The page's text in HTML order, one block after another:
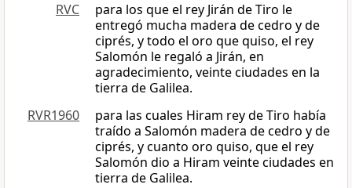
RVC
para los que el rey Jirán de Tiro le
entregó mucha madera de cedro y de
ciprés, y todo el oro que quiso, el rey
Salomón le regaló a Jirán, en
agradecimiento, veinte ciudades en la
tierra de Galilea.
RVR1960
para las cuales Hiram rey de Tiro había
traído a Salomón madera de cedro y de
ciprés, y cuanto oro quiso, que el rey
Salomón dio a Hiram veinte ciudades en
tierra de Galilea.